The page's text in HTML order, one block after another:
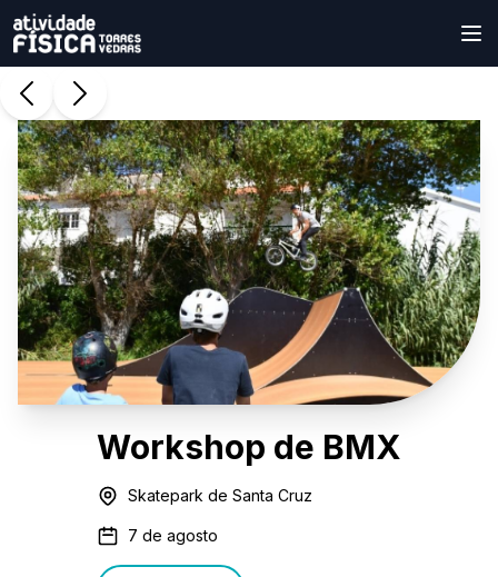
Workshop de BMX
Skatepark de Santa Cruz
7 de agosto